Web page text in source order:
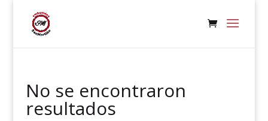
No se encontraron
resultados